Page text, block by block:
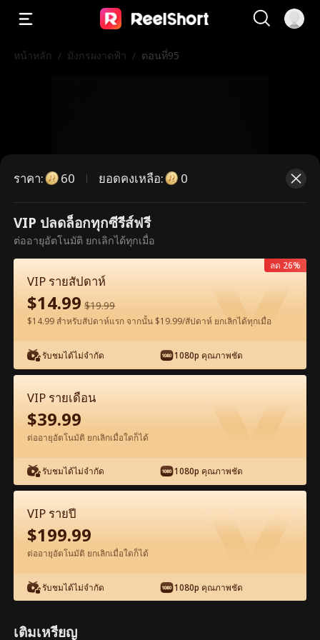
หน้าหลัก / มังกรผงาดฟ้า / ตอนที่95
ตอนนี้เป็นตอนพรีเมียม กรุณาปลดล็อก
เพื่อรับชม
ปลดล็อกทันที
ดูฟรีในแอป
ภาพยนตร์เต็มเรื่อง
95 96 97 98 99
ราคา: 60 ยอดคงเหลือ: 0
VIP ปลดล็อกทุกซีรีส์ฟรี
ต่ออายุอัตโนมัติ ยกเลิกได้ทุกเมื่อ
VIP รายสัปดาห์
$14.99 $19.99
$14.99 สำหรับสัปดาห์แรก จากนั้น $19.99/สัปดาห์ ยกเลิกได้ทุกเมื่อ
รับชมได้ไม่จำกัด 1080p คุณภาพชัด
ลด 26%
VIP รายเดือน
$39.99
ต่ออายุอัตโนมัติ ยกเลิกเมื่อใดก็ได้
รับชมได้ไม่จำกัด 1080p คุณภาพชัด
VIP รายปี
$199.99
ต่ออายุอัตโนมัติ ยกเลิกเมื่อใดก็ได้
รับชมได้ไม่จำกัด 1080p คุณภาพชัด
เติมเหรียญ